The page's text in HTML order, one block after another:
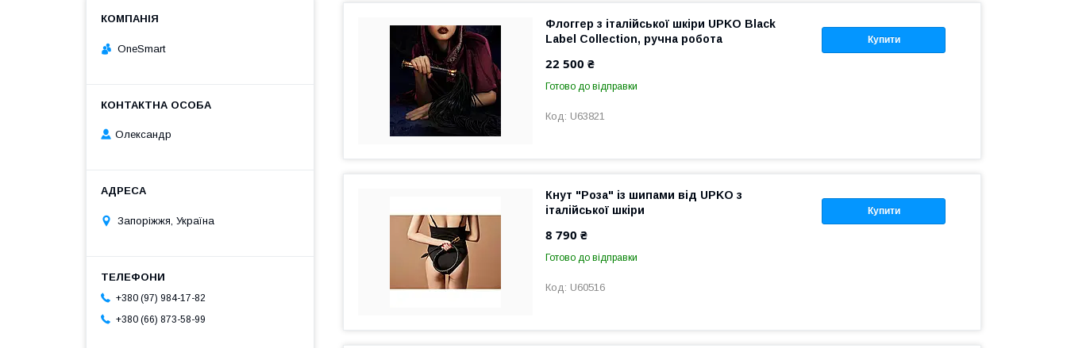
Купити
Флоггер з італійської шкіри UPKO Black
Label Collection, ручна робота
22 500 ₴
Готово до відправки
U63821
Купити
Кнут "Роза" із шипами від UPKO з
італійської шкіри
8 790 ₴
Готово до відправки
U60516
OneSmart
Олександр
Запоріжжя, Україна
+380 (97) 984-17-82
+380 (66) 873-58-99